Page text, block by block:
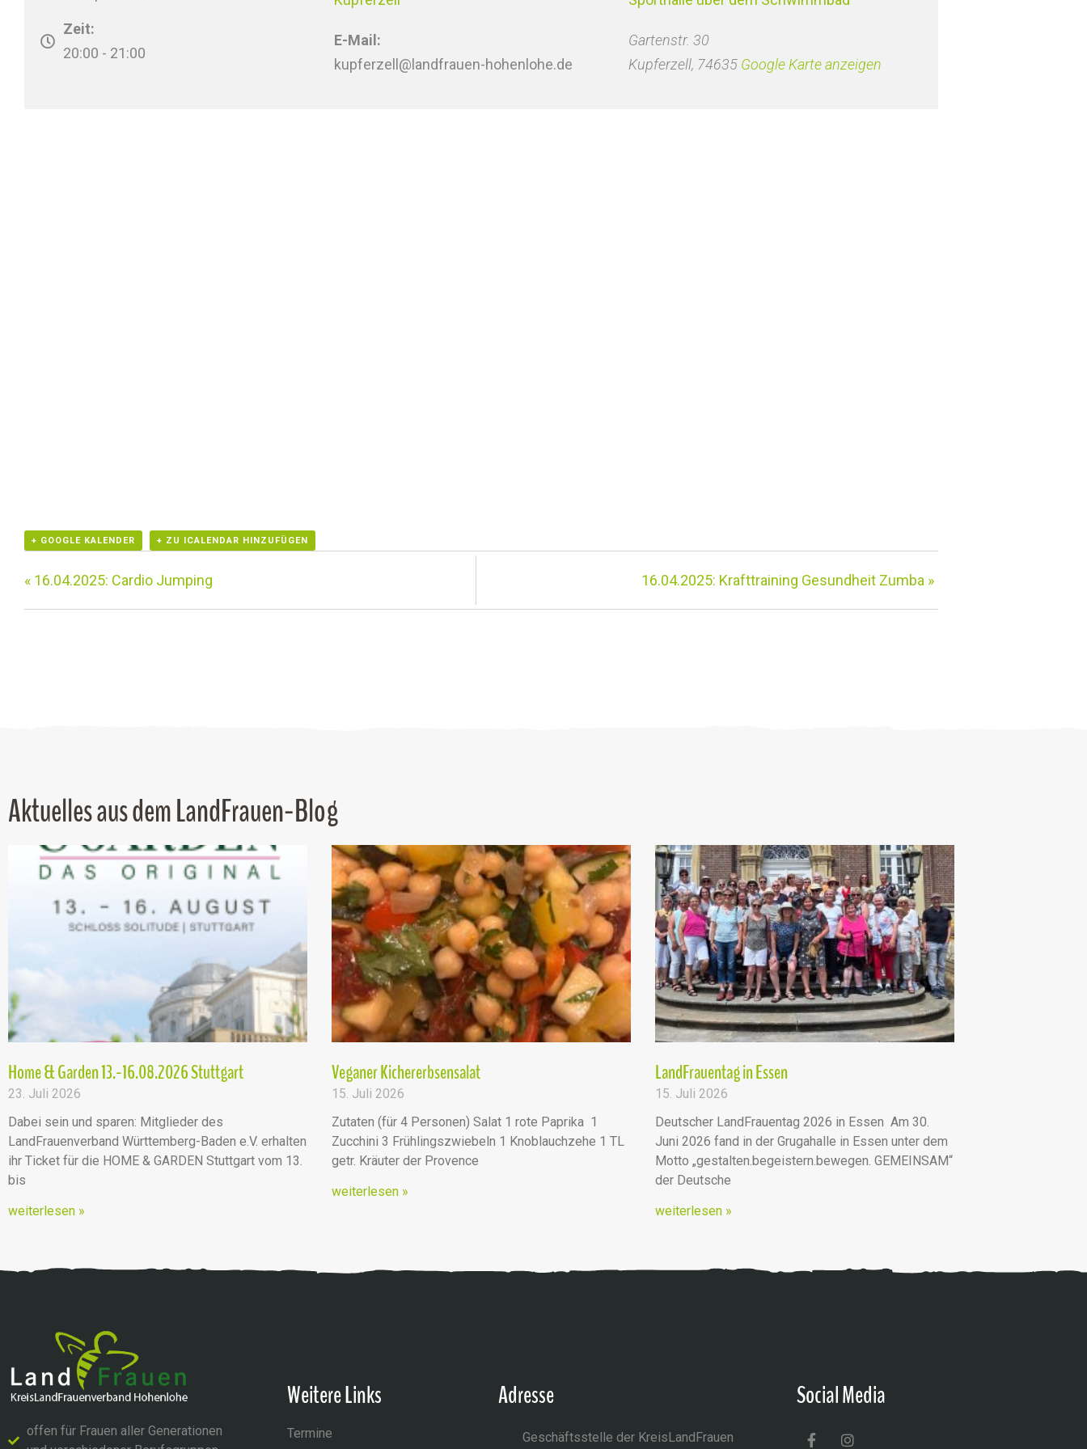
Zeit:
20:00 - 21:00
E-Mail:
kupferzell@landfrauen-hohenlohe.de
Gartenstr. 30
Kupferzell, 74635 Google Karte anzeigen
+ GOOGLE KALENDER + ZU ICALENDAR HINZUFÜGEN
« 16.04.2025: Cardio Jumping 16.04.2025: Krafttraining Gesundheit Zumba »
Aktuelles aus dem LandFrauen-Blog
Home & Garden 13.-16.08.2026 Stuttgart
23. Juli 2026
Dabei sein und sparen: Mitglieder des
LandFrauenverband Württemberg-Baden e.V. erhalten
ihr Ticket für die HOME & GARDEN Stuttgart vom 13.
bis
weiterlesen »
Veganer Kichererbsensalat
15. Juli 2026
Zutaten (für 4 Personen) Salat 1 rote Paprika 1
Zucchini 3 Frühlingszwiebeln 1 Knoblauchzehe 1 TL
getr. Kräuter der Provence
weiterlesen »
LandFrauentag in Essen
15. Juli 2026
Deutscher LandFrauentag 2026 in Essen Am 30.
Juni 2026 fand in der Grugahalle in Essen unter dem
Motto „gestalten.begeistern.bewegen. GEMEINSAM“
der Deutsche
weiterlesen »
offen für Frauen aller Generationen
Weitere Links
Termine
Adresse
Geschäftsstelle der KreisLandFrauen
Social Media